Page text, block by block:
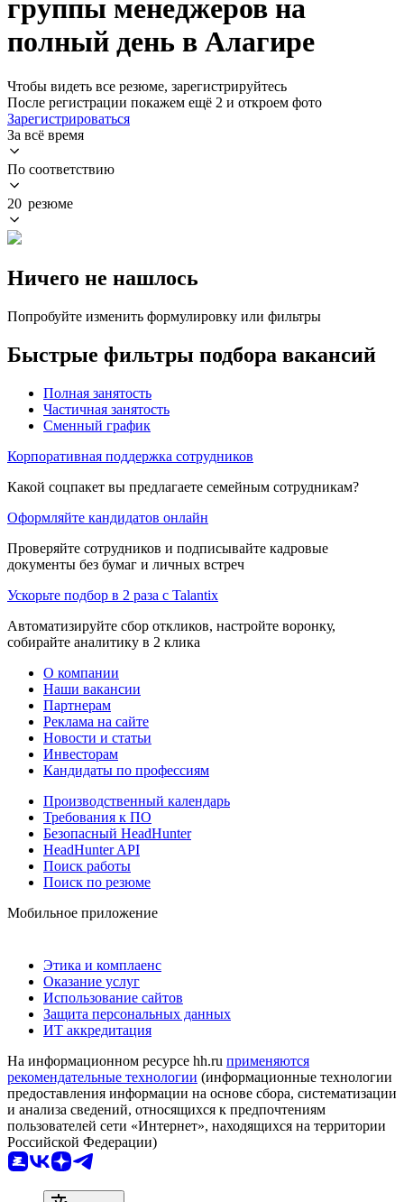
группы менеджеров на
полный день в Алагире
Чтобы видеть все резюме, зарегистрируйтесь
После регистрации покажем ещё 2 и откроем фото
Зарегистрироваться
За всё время
По соответствию
20 резюме
Ничего не нашлось
Попробуйте изменить формулировку или фильтры
Быстрые фильтры подбора вакансий
Полная занятость
Частичная занятость
Сменный график
Корпоративная поддержка сотрудников
Какой соцпакет вы предлагаете семейным сотрудникам?
Оформляйте кандидатов онлайн
Проверяйте сотрудников и подписывайте кадровые
документы без бумаг и личных встреч
Ускорьте подбор в 2 раза с Talantix
Автоматизируйте сбор откликов, настройте воронку,
собирайте аналитику в 2 клика
О компании
Наши вакансии
Партнерам
Реклама на сайте
Новости и статьи
Инвесторам
Кандидаты по профессиям
Производственный календарь
Требования к ПО
Безопасный HeadHunter
HeadHunter API
Поиск работы
Поиск по резюме
Мобильное приложение
Этика и комплаенс
Оказание услуг
Использование сайтов
Защита персональных данных
ИТ аккредитация
На информационном ресурсе hh.ru применяются
рекомендательные технологии (информационные технологии
предоставления информации на основе сбора, систематизации
и анализа сведений, относящихся к предпочтениям
пользователей сети «Интернет», находящихся на территории
Российской Федерации)